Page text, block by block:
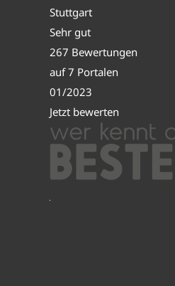
Stuttgart
Sehr gut
267 Bewertungen
auf 7 Portalen
01/2023
Jetzt bewerten